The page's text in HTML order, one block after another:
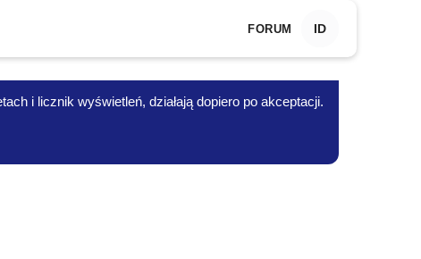
FORUM ID
i licznik wyświetleń, działają dopiero po akceptacji.